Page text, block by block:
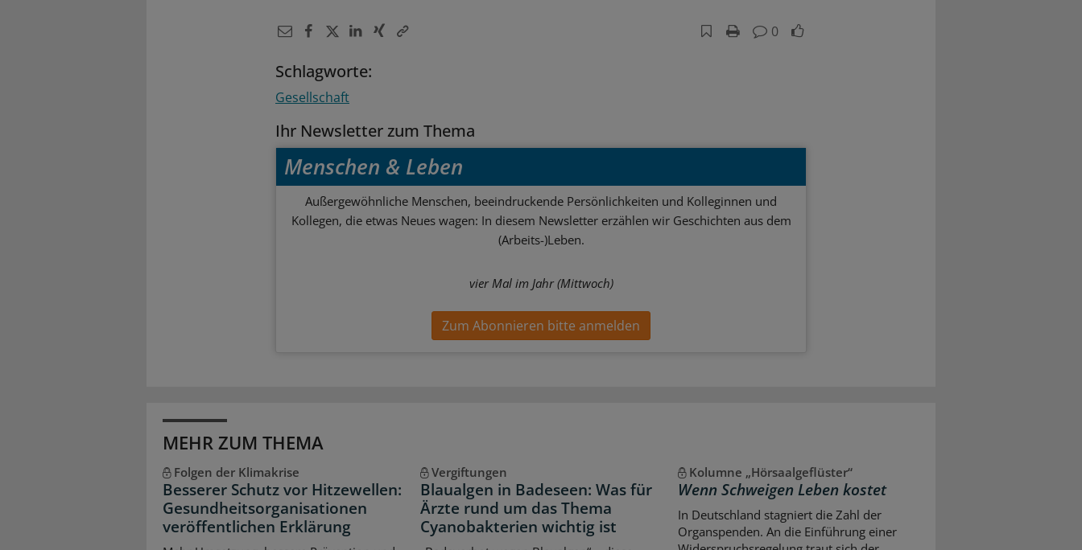
0
Schlagworte:
Gesellschaft
Ihr Newsletter zum Thema
Menschen & Leben
Außergewöhnliche Menschen, beeindruckende Persönlichkeiten und Kolleginnen und
Kollegen, die etwas Neues wagen: In diesem Newsletter erzählen wir Geschichten aus dem
(Arbeits-)Leben.
vier Mal im Jahr (Mittwoch)
Zum Abonnieren bitte anmelden
MEHR ZUM THEMA
Folgen der Klimakrise
Besserer Schutz vor Hitzewellen:
Gesundheitsorganisationen
veröffentlichen Erklärung
Vergiftungen
Blaualgen in Badeseen: Was für
Ärzte rund um das Thema
Cyanobakterien wichtig ist
Kolumne „Hörsaalgeflüster“
Wenn Schweigen Leben kostet
In Deutschland stagniert die Zahl der
Organspenden. An die Einführung einer